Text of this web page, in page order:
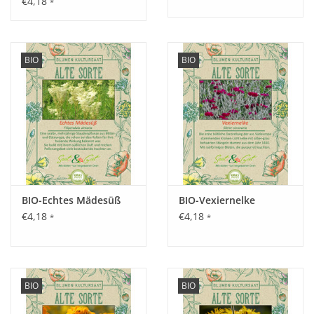
Aussaat:
Direkt im Freiland im April und Mai.
Keimung:
Ab 20°C unregelmäßig.
Kultur:
BIO
BIO-Echtes Mädesüß
€4,18 *
BIO
BIO-Vexiernelke
€4,18 *
BIO BIO